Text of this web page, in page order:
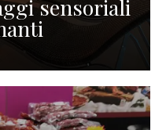
sensoriali